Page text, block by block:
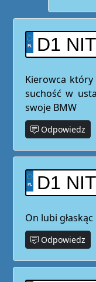
D1
Kierowca
suchość w
swoje BMW
Odpowiedz
D1
On lubi
Odpowiedz